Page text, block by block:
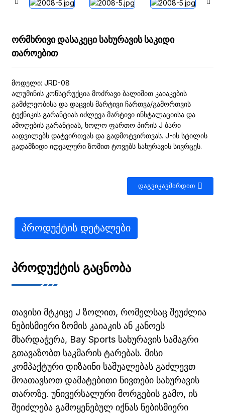
ორმხრივი დასაკეცი სახურავის საკიდი
თაროებით
მოდელი: JRD-08
ალუმინის კონსტრუქცია მოძრავი ბალიშით კაიაკების
გამძლეობისა და დაცვის მარტივი ჩართვა/გამორთვის
ტექნიკის გარანტიას იძლევა მარტივი ინსტალაციისა და
ამოღების გარანტიას, ხოლო ფართო პირის J ბარი
აადვილებს დატვირთვას და გადმოტვირთვას. J-ის სტილის
გადამზიდი იდეალური ზომით ტოვებს სახურავის სივრცეს.
ᲓᲐᲒᲕᲘᲙᲐᲕᲨᲘᲠᲓᲘᲗ
Პროდუქტის Დეტალები
ᲞᲠᲝᲓᲣᲥᲢᲘᲡ ᲒᲐᲪᲜᲝᲑᲐ
თავისი მტკიცე J ზოლით, რომელსაც შეუძლია
ნებისმიერი ზომის კაიაკის ან კანოეს
მხარდაჭერა, Bay Sports სახურავის სამაგრი
გთავაზობთ საკმარის ტარებას. მისი
კომპაქტური დიზაინი საშუალებას გაძლევთ
მოათავსოთ დამატებითი ნივთები სახურავის
თაროზე. უნივერსალური მორგების გამო, ის
შეიძლება გამოყენებულ იქნას ნებისმიერი